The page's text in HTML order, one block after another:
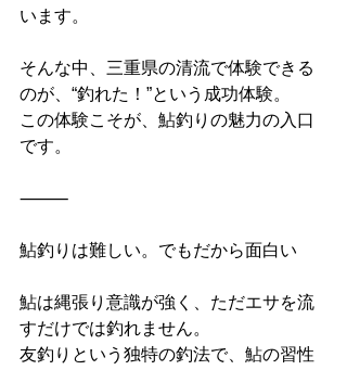
います。
そんな中、三重県の清流で体験できる
のが、“釣れた！”という成功体験。
この体験こそが、鮎釣りの魅力の入口
です。
⸻
鮎釣りは難しい。でもだから面白い
鮎は縄張り意識が強く、ただエサを流
すだけでは釣れません。
友釣りという独特の釣法で、鮎の習性